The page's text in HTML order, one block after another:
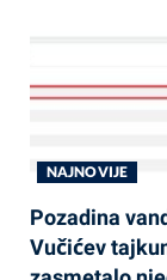
NAJNOVIJE
Pozadina
Vučićev